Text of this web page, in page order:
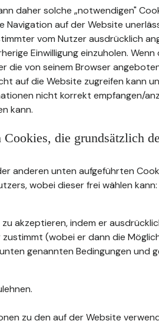
daher solche „notwendigen"
Navigation auf der Website
vom Nutzer ausdrücklich
Einwilligung einzuholen.
die von seinem Browser
auf die Website zugreifen kann
nicht korrekt empfangen/
kann.
Cookies, die grundsätzlich
anderen unten aufgeführten
wobei dieser frei wählen kann:
akzeptieren, indem er
zustimmt (wobei er dann die
genannten Bedingungen
zu den auf der Website